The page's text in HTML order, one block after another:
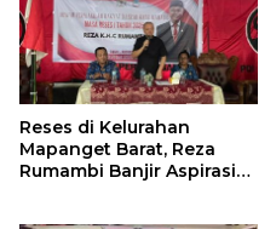
Reses di Kelurahan
Mapanget Barat, Reza
Rumambi Banjir Aspirasi